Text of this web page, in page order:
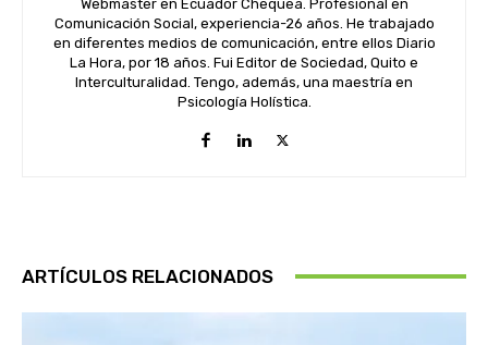
Webmaster en Ecuador Chequea. Profesional en
Comunicación Social, experiencia-26 años. He trabajado
en diferentes medios de comunicación, entre ellos Diario
La Hora, por 18 años. Fui Editor de Sociedad, Quito e
Interculturalidad. Tengo, además, una maestría en
Psicología Holística.
ARTÍCULOS RELACIONADOS